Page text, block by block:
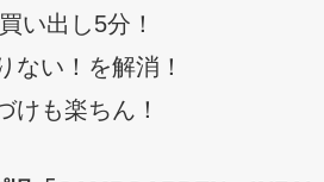
い出し5分！
ない！を解消！
けも楽ちん！